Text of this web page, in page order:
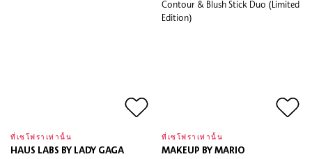
ที่เซโฟราเท่านั้น
HAUS LABS BY LADY GAGA
ที่เซโฟราเท่านั้น
MAKEUP BY MARIO